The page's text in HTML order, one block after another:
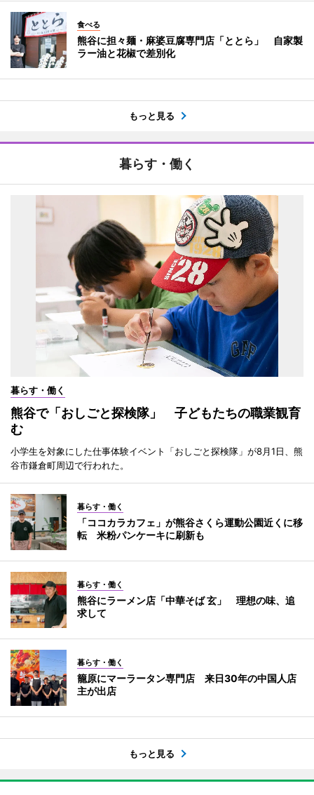
食べる
熊谷に担々麺・麻婆豆腐専門店「ととら」 自家製
ラー油と花椒で差別化
もっと見る
暮らす・働く
暮らす・働く
熊谷で「おしごと探検隊」 子どもたちの職業観育
む
小学生を対象にした仕事体験イベント「おしごと探検隊」が8月1日、熊
谷市鎌倉町周辺で行われた。
暮らす・働く
「ココカラカフェ」が熊谷さくら運動公園近くに移
転 米粉パンケーキに刷新も
暮らす・働く
熊谷にラーメン店「中華そば 玄」 理想の味、追
求して
暮らす・働く
籠原にマーラータン専門店 来日30年の中国人店
主が出店
もっと見る